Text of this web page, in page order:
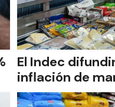
El Indec
inflación de